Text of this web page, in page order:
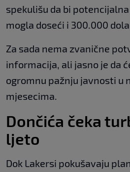
spekulišu da bi
mogla doseći i 300.000
Za sada nema zvanične
informacija, ali jasno je da
ogromnu pažnju javnosti u
mjesecima.
Dončića čeka
ljeto
Dok Lakersi pokušavaju